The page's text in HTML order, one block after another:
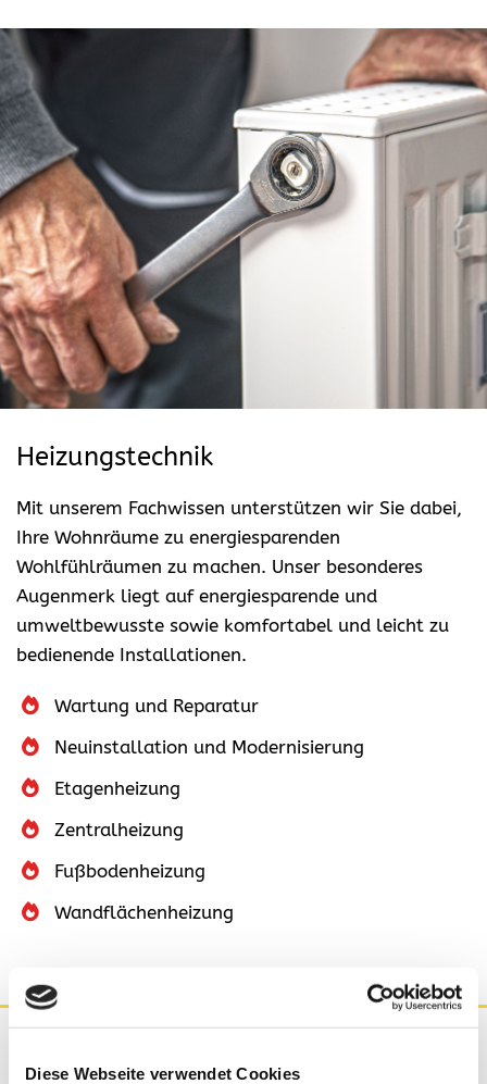
Diese Webseite verwendet Cookies
Heizungstechnik
Mit unserem Fachwissen unterstützen wir Sie dabei,
Ihre Wohnräume zu energiesparenden
Wohlfühlräumen zu machen. Unser besonderes
Augenmerk liegt auf energiesparende und
umweltbewusste sowie komfortabel und leicht zu
bedienende Installationen.
Wartung und Reparatur
Neuinstallation und Modernisierung
Etagenheizung
Zentralheizung
Fußbodenheizung
Wandflächenheizung